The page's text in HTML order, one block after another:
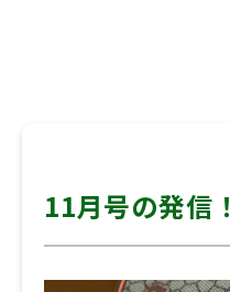
11月号の発信！